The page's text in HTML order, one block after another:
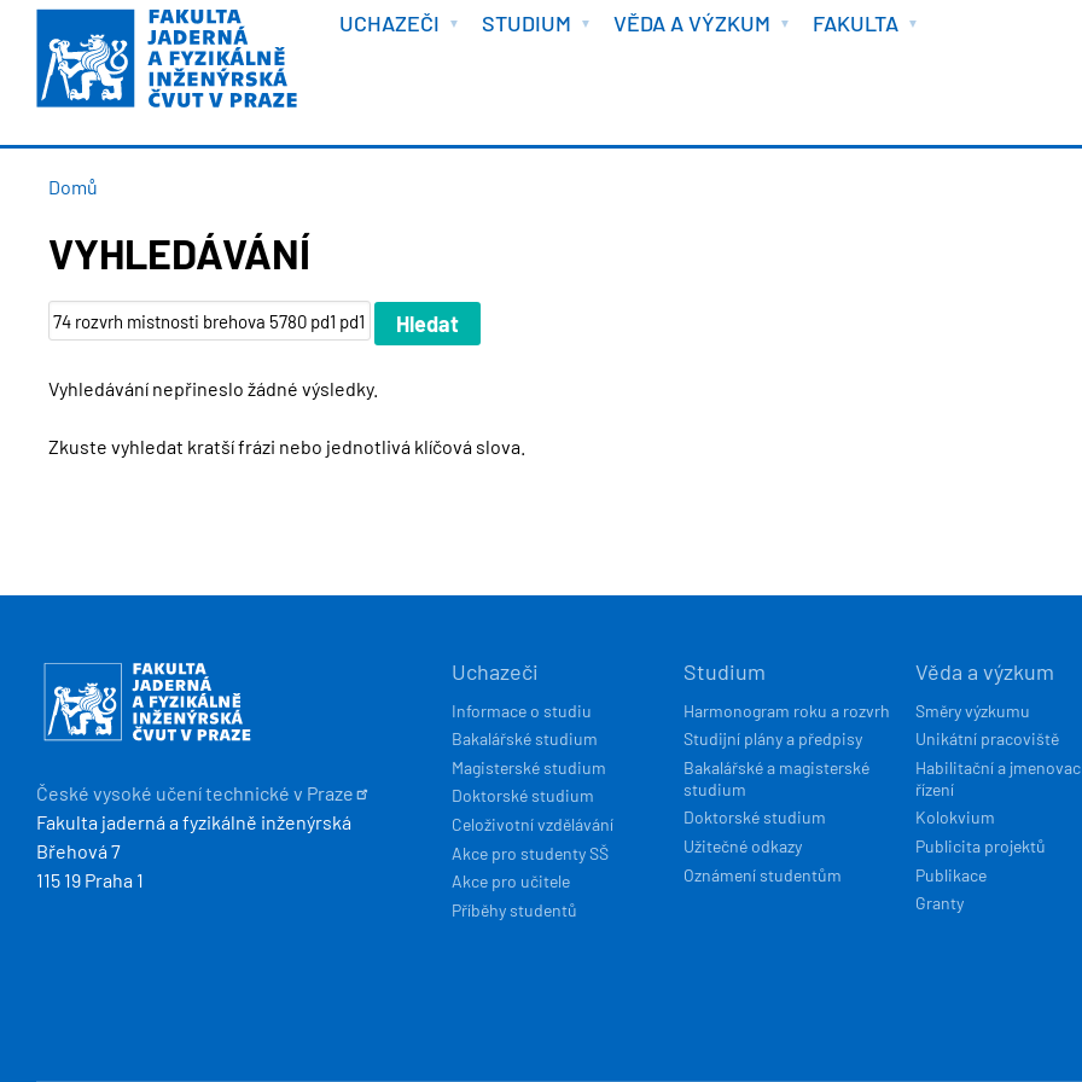
Přejít
hlavnímu
obsahu
VÍTEJTE
UCHAZEČI STUDIUM VĚDA A VÝZKUM FAKULTA
DROBEČKOVÁ
Domů
VYHLEDÁVÁNÍ
Vyhledávání nepřineslo žádné výsledky.
Zkuste vyhledat kratší frázi nebo jednotlivá klíčová slova.
HLAVNÍ
NAVIGACE
Uchazeči
Informace o studiu
Bakalářské studium
Magisterské studium
Doktorské studium
Celoživotní vzdělávání
Akce pro studenty SŠ
Akce pro učitele
Příběhy studentů
Studium
Harmonogram roku a rozvrh
Studijní plány a předpisy
Bakalářské a magisterské
studium
Doktorské studium
Užitečné odkazy
Oznámení studentům
Věda a výzkum
Směry výzkumu
Unikátní pracoviště
Habilitační a
řízení
Kolokvium
Publicita projektů
Publikace
Granty
Obrázek
České vysoké učení technické v Praze
Fakulta jaderná a fyzikálně inženýrská
Břehová 7
115 19 Praha 1